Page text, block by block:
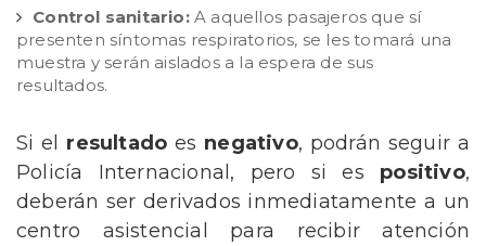
Control sanitario:A aquellos pasajeros que sí
presenten síntomas respiratorios, se les tomará una
muestra y serán aislados a la espera de sus
resultados.
Si el resultado es negativo, podrán seguir a
Policía Internacional, pero si es positivo,
deberán ser derivados inmediatamente a un
centro asistencial para recibir atención